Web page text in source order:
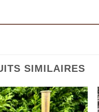
SIMILAIRES